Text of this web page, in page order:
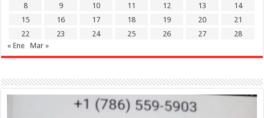
8
9 10 11 12 13
14
15
16 17 18 19 20
21
22
23 24 25 26 27
28
« Ene
Mar »